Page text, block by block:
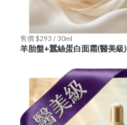
售價 $293 / 30ml
羊胎盤+蠶絲蛋白面霜(醫美級)